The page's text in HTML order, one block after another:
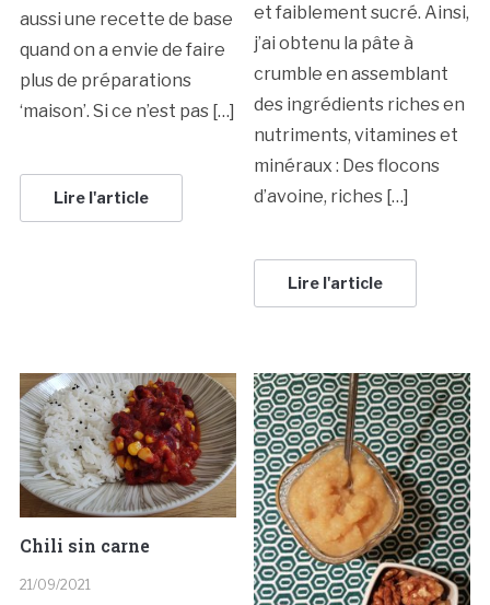
aussi une recette de base
quand on a envie de faire
plus de préparations
‘maison’. Si ce n’est pas […]
Lire l'article
et faiblement sucré. Ainsi,
j’ai obtenu la pâte à
crumble en assemblant
des ingrédients riches en
nutriments, vitamines et
minéraux : Des flocons
d’avoine, riches […]
Lire l'article
Chili sin carne
21/09/2021